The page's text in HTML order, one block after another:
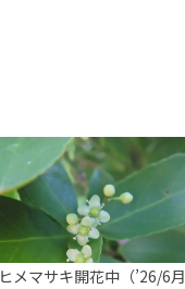
ヒメマサキ開花中（’26/6月